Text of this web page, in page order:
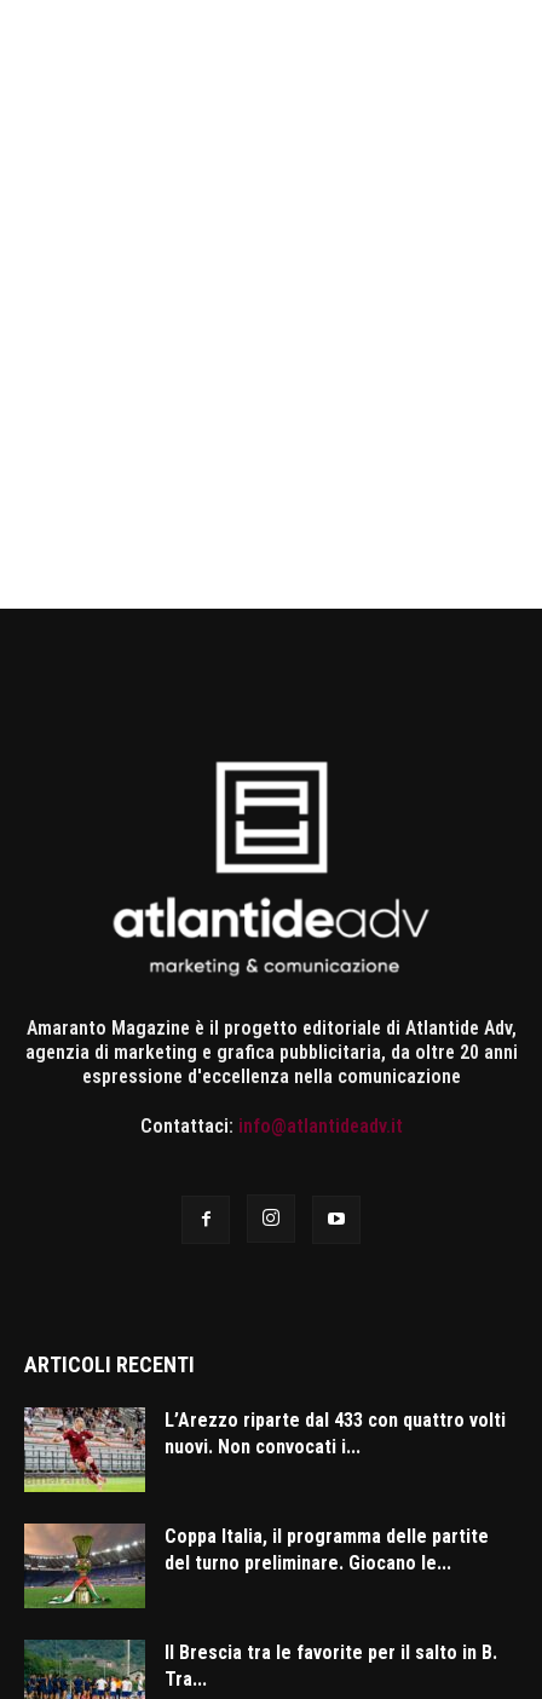
Amaranto Magazine è il progetto editoriale di Atlantide Adv,
agenzia di marketing e grafica pubblicitaria, da oltre 20 anni
espressione d'eccellenza nella comunicazione
Contattaci: info@atlantideadv.it
ARTICOLI RECENTI
L’Arezzo riparte dal 433 con quattro volti
nuovi. Non convocati i...
Coppa Italia, il programma delle partite
del turno preliminare. Giocano le...
Il Brescia tra le favorite per il salto in B.
Tra...